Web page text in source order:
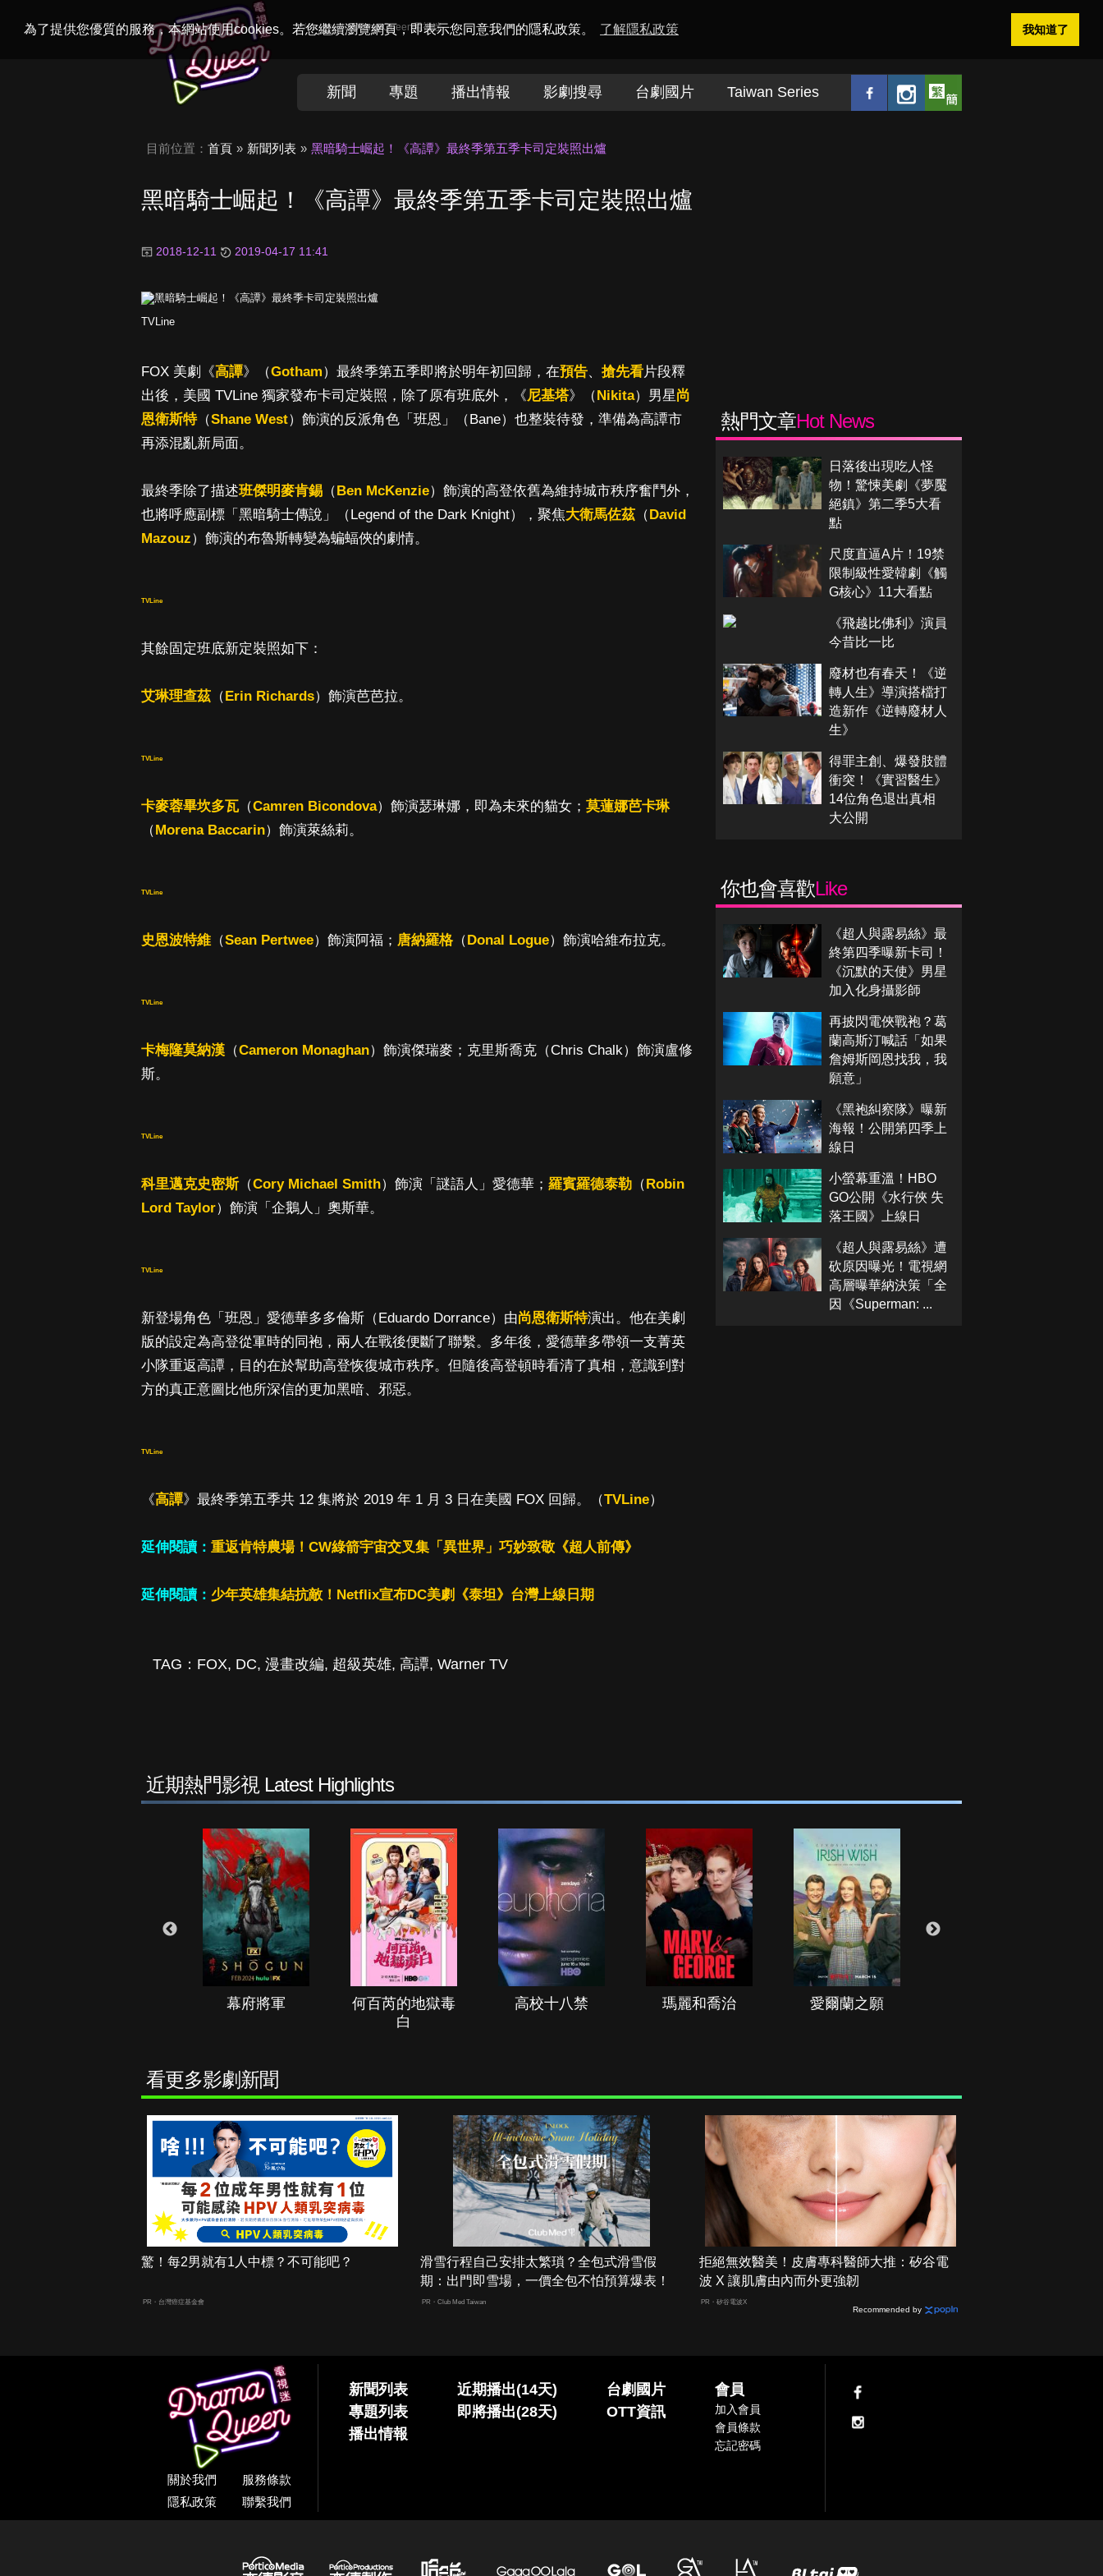
為了提供您優質的服務，本網站使用cookies。若您繼續瀏覽網頁，即表示您同意我們的隱私政策。 了解隱私政策 我知道了
Welcome toDramaQueen電視迷
新聞 專題 播出情報 影劇搜尋 台劇國片 Taiwan Series
目前位置： 首頁 新聞列表 黑暗騎士崛起！《高譚》最終季第五季卡司定裝照出爐
黑暗騎士崛起！《高譚》最終季第五季卡司定裝照出爐
2018-12-11 2019-04-17 11:41
TVLine
FOX 美劇《高譚》（Gotham）最終季第五季即將於明年初回歸，在預告、 搶先看片段釋
出後，美國 TVLine 獨家發布卡司定裝照，除了原有班底外，《尼基塔》（Nikita）男星尚
恩衛斯特（Shane West）飾演的反派角色「班恩」（Bane）也整裝待發，準備為高譚市
再添混亂新局面。
最終季除了描述班傑明麥肯錫 （Ben McKenzie）飾演的高登依舊為維持城市秩序奮鬥外，
也將呼應副標「黑暗騎士傳說」（Legend of the Dark Knight），聚焦大衛馬佐茲 （David
Mazouz）飾演的布魯斯轉變為蝙蝠俠的劇情。
TVLine
其餘固定班底新定裝照如下：
艾琳理查茲 （Erin Richards）飾演芭芭拉。
TVLine
卡麥蓉畢坎多瓦（Camren Bicondova）飾演瑟琳娜，即為未來的貓女； 莫蓮娜芭卡琳
（Morena Baccarin）飾演萊絲莉。
TVLine
史恩波特維 （Sean Pertwee）飾演阿福； 唐納羅格 （Donal Logue）飾演哈維布拉克。
TVLine
卡梅隆莫納漢 （Cameron Monaghan）飾演傑瑞麥；克里斯喬克（Chris Chalk）飾演盧修
斯。
TVLine
科里邁克史密斯（Cory Michael Smith）飾演「謎語人」愛德華； 羅賓羅德泰勒 （Robin
Lord Taylor）飾演「企鵝人」奧斯華。
TVLine
新登場角色「班恩」愛德華多多倫斯（Eduardo Dorrance）由尚恩衛斯特演出。他在美劇
版的設定為高登從軍時的同袍，兩人在戰後便斷了聯繫。多年後，愛德華多帶領一支菁英
小隊重返高譚，目的在於幫助高登恢復城市秩序。但隨後高登頓時看清了真相，意識到對
方的真正意圖比他所深信的更加黑暗、邪惡。
TVLine
《高譚》最終季第五季共 12 集將於 2019 年 1 月 3 日在美國 FOX 回歸。（TVLine）
延伸閱讀： 重返肯特農場！CW綠箭宇宙交叉集「異世界」巧妙致敬《超人前傳》
延伸閱讀： 少年英雄集結抗敵！Netflix宣布DC美劇《泰坦》台灣上線日期
TAG： FOX, DC, 漫畫改編, 超級英雄, 高譚, Warner TV
熱門文章Hot News
日落後出現吃人怪
物！驚悚美劇《夢魘
絕鎮》第二季5大看
點
尺度直逼A片！19禁
限制級性愛韓劇《觸
G核心》11大看點
《飛越比佛利》演員
今昔比一比
廢材也有春天！《逆
轉人生》導演搭檔打
造新作《逆轉廢材人
生》
得罪主創、爆發肢體
衝突！《實習醫生》
14位角色退出真相
大公開
你也會喜歡Like
《超人與露易絲》最
終第四季曝新卡司！
《沉默的天使》男星
加入化身攝影師
再披閃電俠戰袍？葛
蘭高斯汀喊話「如果
詹姆斯岡恩找我，我
願意」
《黑袍糾察隊》曝新
海報！公開第四季上
線日
小螢幕重溫！HBO
GO公開《水行俠 失
落王國》上線日
《超人與露易絲》遭
砍原因曝光！電視網
高層曝華納決策「全
因《Superman: ...
近期熱門影視 Latest Highlights
幕府將軍
何百芮的地獄毒
白
高校十八禁 瑪麗和喬治 愛爾蘭之願
看更多影劇新聞
驚！每2男就有1人中標？不可能吧？
PR・台灣癌症基金會
滑雪行程自己安排太繁瑣？全包式滑雪假
期：出門即雪場，一價全包不怕預算爆表！
PR・Club Med Taiwan
拒絕無效醫美！皮膚專科醫師大推：矽谷電
波 X 讓肌膚由內而外更強韌
PR・矽谷電波X
Recommended by
關於我們
服務條款
隱私政策
聯繫我們
新聞列表
專題列表
播出情報
近期播出(14天)
即將播出(28天)
台劇國片
OTT資訊
會員
加入會員
會員條款
忘記密碼